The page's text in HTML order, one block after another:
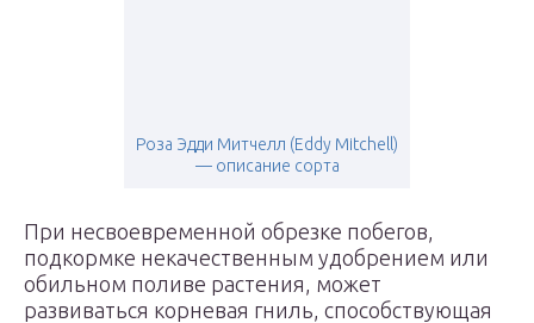
Роза Эдди Митчелл (Eddy Mitchell)
— описание сорта
При несвоевременной обрезке побегов,
подкормке некачественным удобрением или
обильном поливе растения, может
развиваться корневая гниль, способствующая